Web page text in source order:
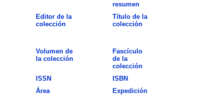
resumen
Editor de la
colección
Título de la
colección
Volumen de
la colección
Fascículo
de la
colección
ISSN
ISBN
Área
Expedición